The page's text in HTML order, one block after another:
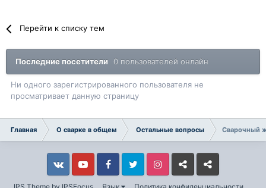
Перейти к списку тем
Последние посетители 0 пользователей онлайн
Ни одного зарегистрированного пользователя не
просматривает данную страницу
Главная О сварке в общем Остальные вопросы Сварочный
VkontakteYouTube FacebookTwitter InstagramLivejournalOdnoklassniki